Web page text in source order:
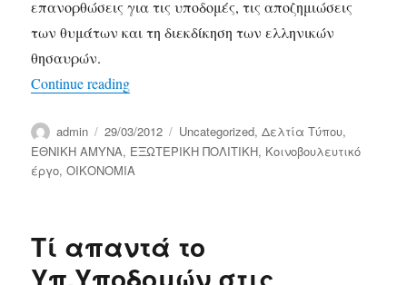
επανορθώσεις για τις υποδομές, τις αποζημιώσεις
των θυμάτων και τη διεκδίκηση των ελληνικών
θησαυρών.
Continue reading“Πρόταση 38 βουλευτών για ανάδειξη του
Author
admin
Posted
on
29/03/2012 Categories
Uncategorized,Δελτία Τύπου,
ΕΘΝΙΚΗ ΑΜΥΝΑ, ΕΞΩΤΕΡΙΚΗ ΠΟΛΙΤΙΚΗ, Κοινοβουλευτικό
έργο,ΟΙΚΟΝΟΜΙΑ
Τί απαντά το